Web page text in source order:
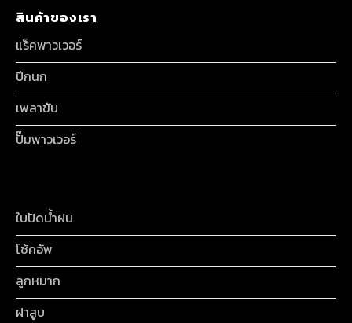
สินค้าของเรา
แร็คพาวเวอร์
ปีกนก
เพลาขับ
ปั๊มพาวเวอร์
ใบปัดน้ำฝน
โช้คอัพ
ลูกหมาก
ฝาสูบ